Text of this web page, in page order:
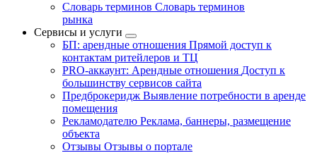
Словарь терминов Словарь терминов
рынка
Сервисы и услуги
БП: арендные отношения Прямой доступ к
контактам ритейлеров и ТЦ
PRO-аккаунт: Арендные отношения Доступ к
большинству сервисов сайта
Предброкеридж Выявление потребности в аренде
помещения
Рекламодателю Реклама, баннеры, размещение
объекта
Отзывы Отзывы о портале